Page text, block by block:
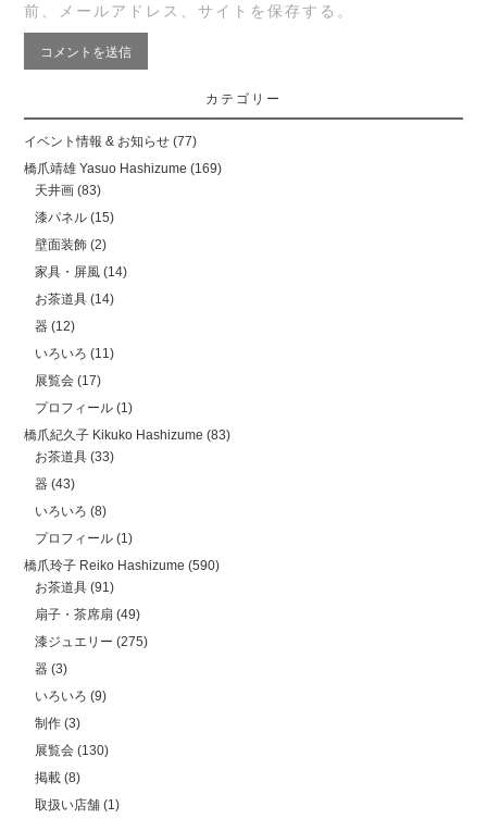
前、メールアドレス、サイトを保存する。
カテゴリー
イベント情報 & お知らせ (77)
橋爪靖雄 Yasuo Hashizume (169)
天井画 (83)
漆パネル (15)
壁面装飾 (2)
家具・屏風 (14)
お茶道具 (14)
器 (12)
いろいろ (11)
展覧会 (17)
プロフィール (1)
橋爪紀久子 Kikuko Hashizume (83)
お茶道具 (33)
器 (43)
いろいろ (8)
プロフィール (1)
橋爪玲子 Reiko Hashizume (590)
お茶道具 (91)
扇子・茶席扇 (49)
漆ジュエリー (275)
器 (3)
いろいろ (9)
制作 (3)
展覧会 (130)
掲載 (8)
取扱い店舗 (1)